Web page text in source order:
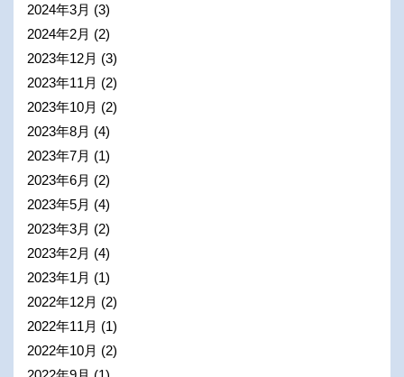
2024年3月 (3)
2024年2月 (2)
2023年12月 (3)
2023年11月 (2)
2023年10月 (2)
2023年8月 (4)
2023年7月 (1)
2023年6月 (2)
2023年5月 (4)
2023年3月 (2)
2023年2月 (4)
2023年1月 (1)
2022年12月 (2)
2022年11月 (1)
2022年10月 (2)